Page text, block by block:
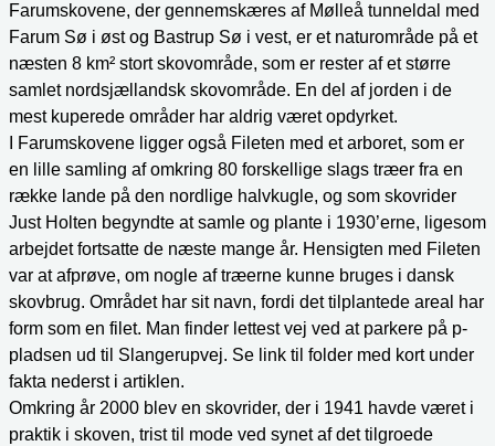
Farumskovene, der gennemskæres af Mølleå tunneldal med
Farum Sø i øst og Bastrup Sø i vest, er et naturområde på et
næsten 8 km² stort skovområde, som er rester af et større
samlet nordsjællandsk skovområde. En del af jorden i de
mest kuperede områder har aldrig været opdyrket.
I Farumskovene ligger også Fileten med et arboret, som er
en lille samling af omkring 80 forskellige slags træer fra en
række lande på den nordlige halvkugle, og som skovrider
Just Holten begyndte at samle og plante i 1930’erne, ligesom
arbejdet fortsatte de næste mange år. Hensigten med Fileten
var at afprøve, om nogle af træerne kunne bruges i dansk
skovbrug. Området har sit navn, fordi det tilplantede areal har
form som en filet. Man finder lettest vej ved at parkere på p-
pladsen ud til Slangerupvej. Se link til folder med kort under
fakta nederst i artiklen.
Omkring år 2000 blev en skovrider, der i 1941 havde været i
praktik i skoven, trist til mode ved synet af det tilgroede